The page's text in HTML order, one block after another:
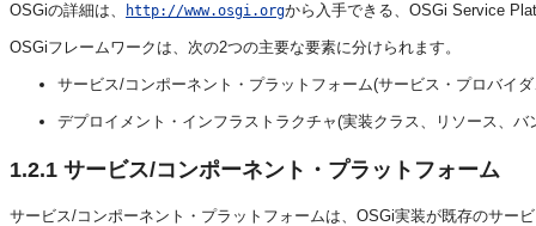
OSGiの詳細は、 http://www.osgi.orgから入手できる、OSGi Service
OSGiフレームワークは、次の2つの主要な要素に分けられます。
サービス/コンポーネント・プラットフォーム(サービス・プロバイ
デプロイメント・インフラストラクチャ(実装クラス、リソース、
1.2.1 サービス/コンポーネント・プラットフォーム
サービス/コンポーネント・プラットフォームは、OSGi実装が既存のサー